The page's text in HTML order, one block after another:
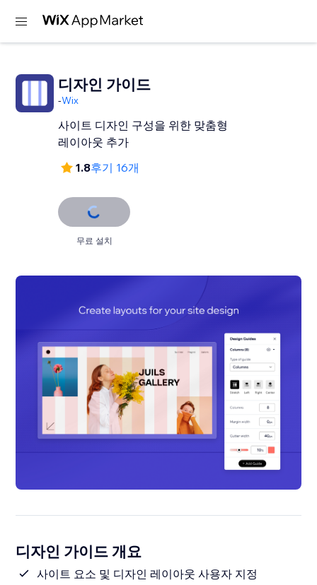
디자인 가이드
-Wix
사이트 디자인 구성을 위한 맞춤형
레이아웃 추가
1.8후기 16개
무료 설치
디자인 가이드 개요
사이트 요소 및 디자인 레이아웃 사용자 지정